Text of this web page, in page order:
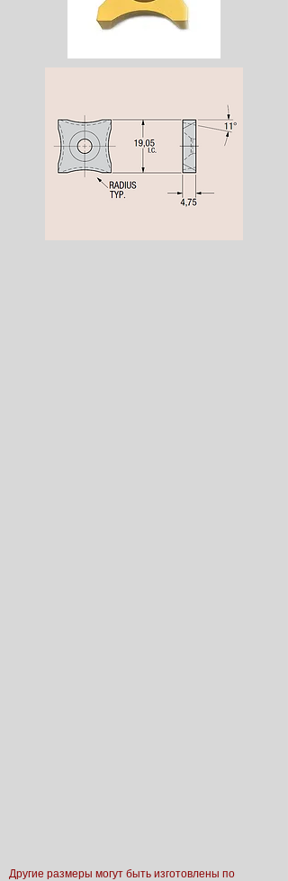
Другие размеры могут быть изготовлены по